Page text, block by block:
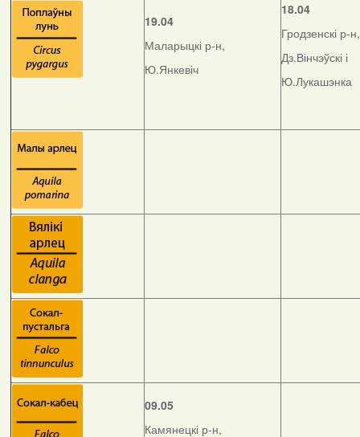
19.04
Маларыцкі р-н,
Ю.Янкевіч
18.04
Гродзенскі р-н,
Дз.Вінчэўскі і
Ю.Лукашэнка
09.05
Камянецкі р-н,